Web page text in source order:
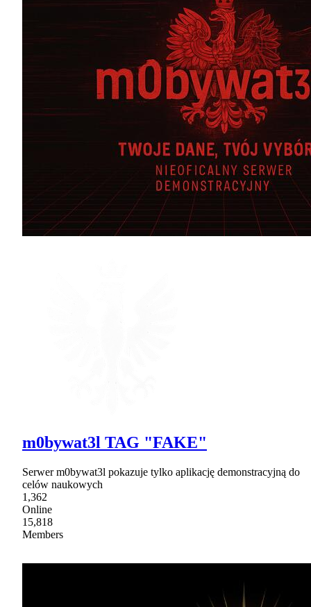
m0bywat3l TAG "FAKE"
Serwer m0bywat3l pokazuje tylko aplikację demonstracyjną do
celów naukowych
1,362
Online
15,818
Members